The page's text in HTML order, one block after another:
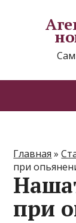
Главная »
при
при